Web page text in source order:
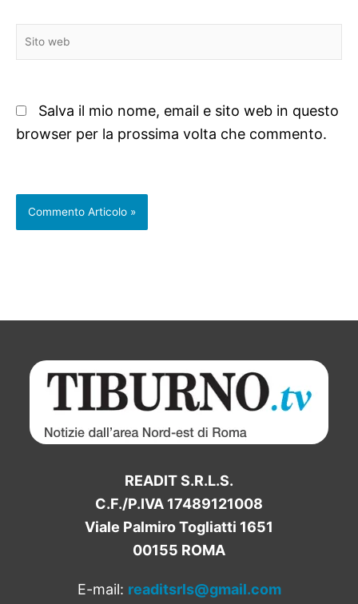
Sito
web
Salva il mio nome, email e sito web in questo
browser per la prossima volta che commento.
READIT S.R.L.S.
C.F./P.IVA 17489121008
Viale Palmiro Togliatti 1651
00155 ROMA
E-mail: readitsrls@gmail.com